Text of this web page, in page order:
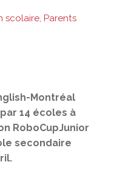
scolaire, Parents
Montréal
14 écoles à
RoboCupJunior
secondaire
.